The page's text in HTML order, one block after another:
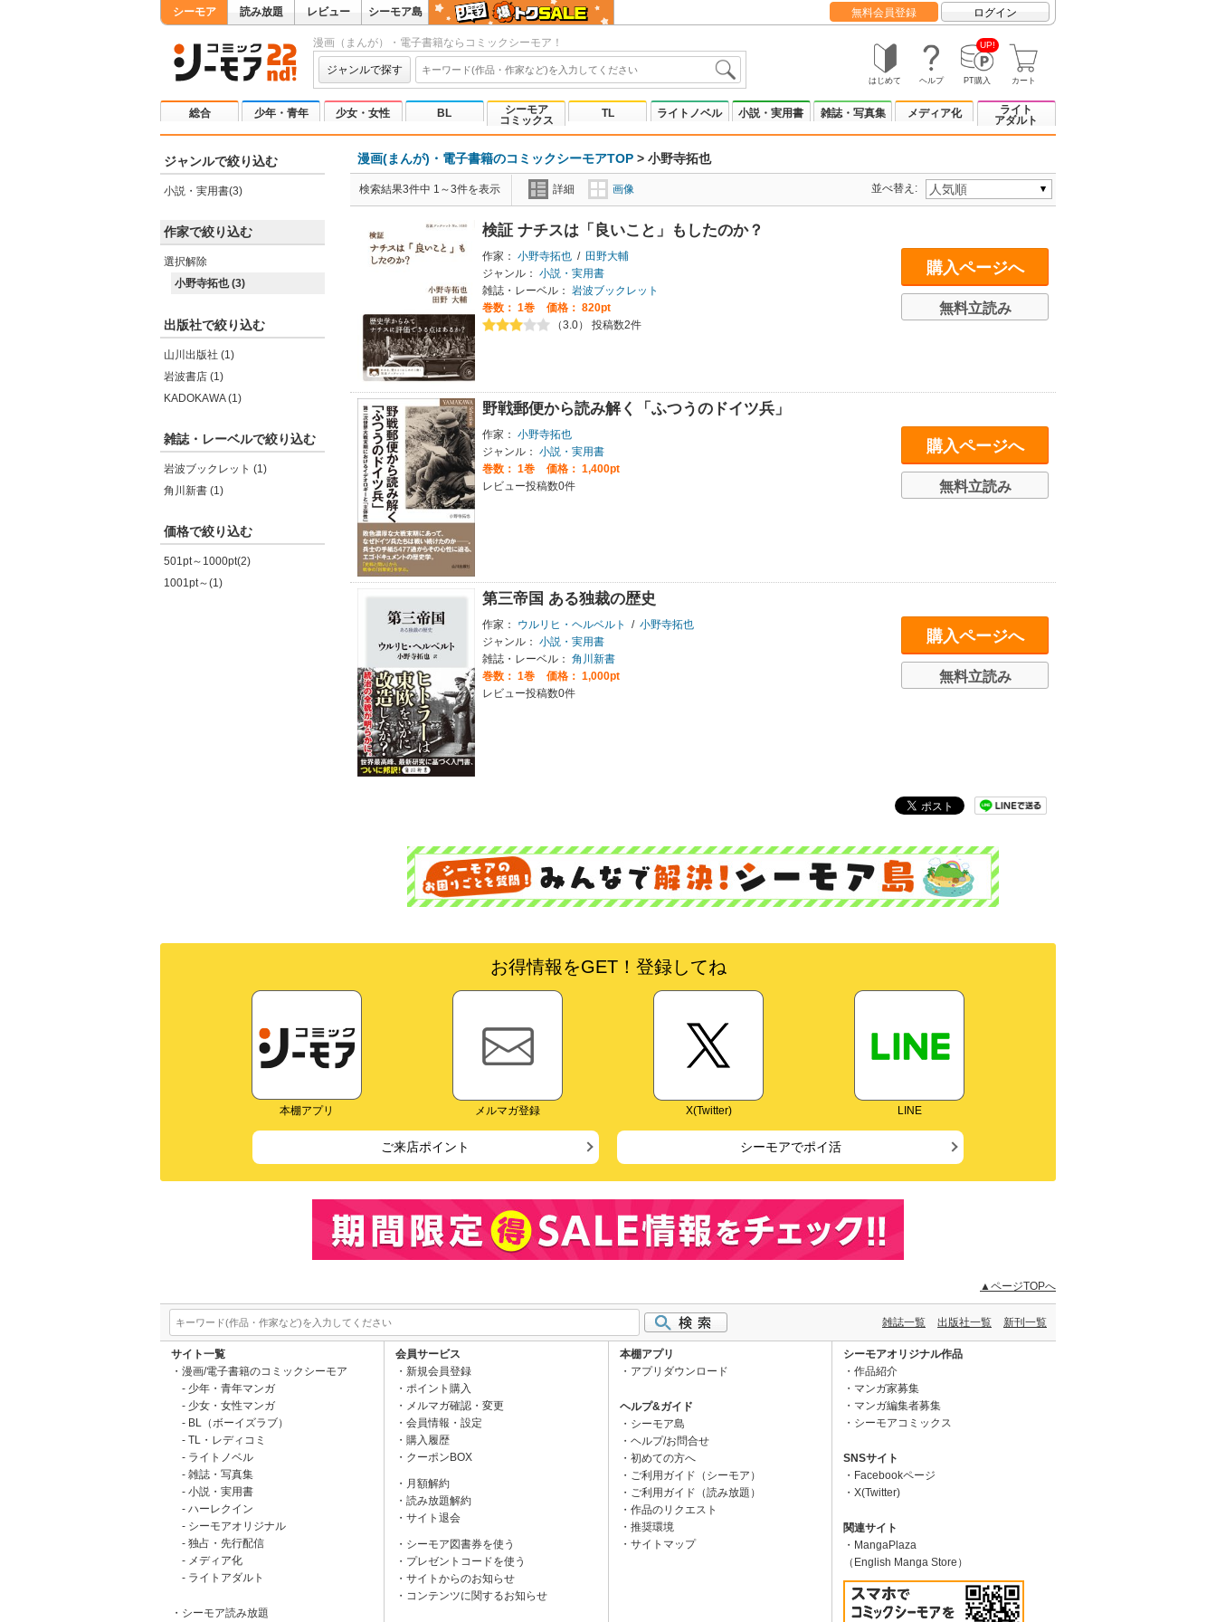
シーモア 読み放題 レビュー シーモア島 無料会員登録 ログイン
漫画（まんが）・電子書籍ならコミックシーモア！
ジャンルで探す
はじめて ヘルプ
UP!
PT購入 カート
総合 少年・青年 少女・女性 BL
シーモア
コミックス
TL ライトノベル 小説・実用書 雑誌・写真集 メディア化
ライト
アダルト
ジャンルで絞り込む
小説・実用書(3)
作家で絞り込む
選択解除
小野寺拓也 (3)
出版社で絞り込む
山川出版社 (1)
岩波書店 (1)
KADOKAWA (1)
雑誌・レーベルで絞り込む
岩波ブックレット (1)
角川新書 (1)
価格で絞り込む
501pt～1000pt(2)
1001pt～(1)
漫画(まんが)・電子書籍のコミックシーモアTOP > 小野寺拓也
検索結果3件中 1～3件を表示 詳細 画像 並べ替え:
検証 ナチスは「良いこと」もしたのか？
作家： 小野寺拓也 /
田野大輔
ジャンル： 小説・実用書
雑誌・レーベル： 岩波ブックレット
巻数： 1巻
価格： 820pt
（3.0） 投稿数2件
購入ページへ
無料立読み
野戦郵便から読み解く「ふつうのドイツ兵」
作家： 小野寺拓也
ジャンル： 小説・実用書
巻数： 1巻
価格： 1,400pt
レビュー投稿数0件
購入ページへ
無料立読み
第三帝国 ある独裁の歴史
作家： ウルリヒ・ヘルベルト / 小野寺拓也
ジャンル： 小説・実用書
雑誌・レーベル： 角川新書
巻数： 1巻
価格： 1,000pt
レビュー投稿数0件
購入ページへ
無料立読み
お得情報をGET！登録してね
本棚アプリ メルマガ登録 X(Twitter) LINE
ご来店ポイント シーモアでポイ活
▲ページTOPへ
雑誌一覧 出版社一覧 新刊一覧
サイト一覧
漫画/電子書籍のコミックシーモア
少年・青年マンガ
少女・女性マンガ
BL（ボーイズラブ）
TL・レディコミ
ライトノベル
雑誌・写真集
小説・実用書
ハーレクイン
シーモアオリジナル
独占・先行配信
メディア化
ライトアダルト
シーモア読み放題
会員サービス
新規会員登録
ポイント購入
メルマガ確認・変更
会員情報・設定
購入履歴
クーポンBOX
月額解約
読み放題解約
サイト退会
シーモア図書券を使う
プレゼントコードを使う
サイトからのお知らせ
コンテンツに関するお知らせ
本棚アプリ
アプリダウンロード
ヘルプ&ガイド
シーモア島
ヘルプ/お問合せ
初めての方へ
ご利用ガイド（シーモア）
ご利用ガイド（読み放題）
作品のリクエスト
推奨環境
サイトマップ
シーモアオリジナル作品
作品紹介
マンガ家募集
マンガ編集者募集
シーモアコミックス
SNSサイト
Facebookページ
X(Twitter)
関連サイト
MangaPlaza
（English Manga Store）